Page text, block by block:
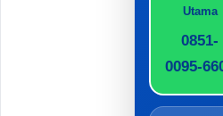
Utama
0851-
0095-